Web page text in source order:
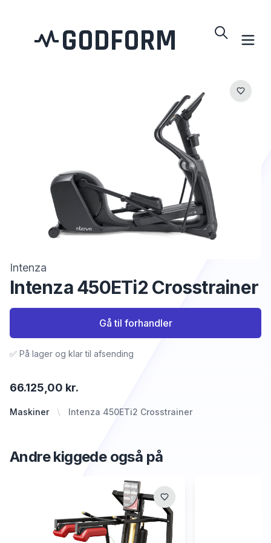
GODFORM
Intenza
Intenza 450ETi2 Crosstrainer
Maskiner Intenza 450ETi2 Crosstrainer
66.125,00 kr.
✅ På lager og klar til afsending
Gå til forhandler
Andre kiggede også på